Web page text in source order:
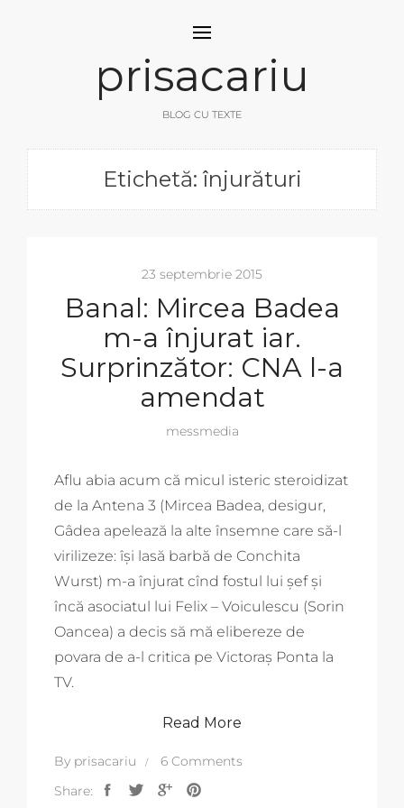
prisacariu
BLOG CU TEXTE
Etichetă: înjurături
23 septembrie 2015
Banal: Mircea Badea
m-a înjurat iar.
Surprinzător: CNA l-a
amendat
messmedia
Aflu abia acum că micul isteric steroidizat
de la Antena 3 (Mircea Badea, desigur,
Gâdea apelează la alte însemne care să-l
virilizeze: își lasă barbă de Conchita
Wurst) m-a înjurat cînd fostul lui șef și
încă asociatul lui Felix – Voiculescu (Sorin
Oancea) a decis să mă elibereze de
povara de a-l critica pe Victoraș Ponta la
TV.
Read More
By prisacariu
6 Comments
Share: